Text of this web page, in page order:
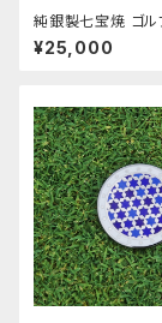
純銀製七宝焼 ゴル
mazing!_siro）
¥25,000